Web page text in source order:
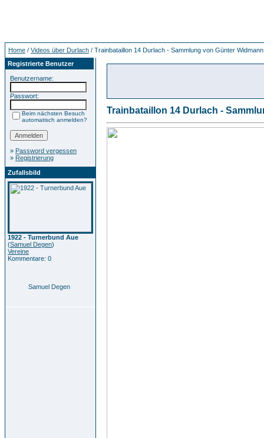
Home / Videos über Durlach / Trainbataillon 14 Durlach - Sammlung von Günter Widmann
Registrierte Benutzer
Benutzername:
Passwort:
Beim nächsten Besuch
automatisch anmelden?
» Password vergessen
» Registrierung
Zufallsbild
1922 - Turnerbund Aue
(Samuel Degen)
Vereine
Kommentare: 0
Samuel Degen
Trainbataillon 14 Durlach -